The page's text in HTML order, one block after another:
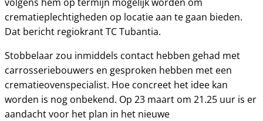
crematieplechtigheden op locatie aan te gaan bieden.
Dat bericht regiokrant TC Tubantia.
Stobbelaar zou inmiddels contact hebben gehad met
carrosseriebouwers en gesproken hebben met een
crematieovenspecialist. Hoe concreet het idee kan
worden is nog onbekend. Op 23 maart om 21.25 uur is er
aandacht voor het plan in het nieuwe